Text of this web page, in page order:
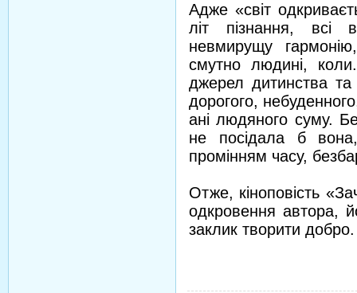
Адже «світ
літ пізнання, всі
невмирущу
смутно людині,
джерел дитинства та
дорогого,
ані людяного суму.
не посідала б
промінням часу,
Отже, кіноповість
одкровення автора,
заклик творити добро.